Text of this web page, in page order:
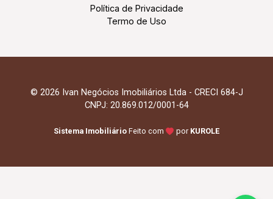
Política de Privacidade
Termo de Uso
© 2026 Ivan Negócios Imobiliários Ltda - CRECI 684-J
CNPJ: 20.869.012/0001-64
Sistema Imobiliário Feito com por KUROLE